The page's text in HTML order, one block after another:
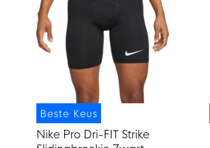
Beste Keus
Nike Pro Dri-FIT Strike